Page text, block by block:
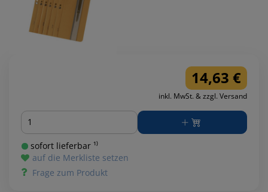
14,63 €
inkl. MwSt. & zzgl. Versand
Menge
sofort lieferbar ¹⁾
auf die Merkliste setzen
Frage zum Produkt